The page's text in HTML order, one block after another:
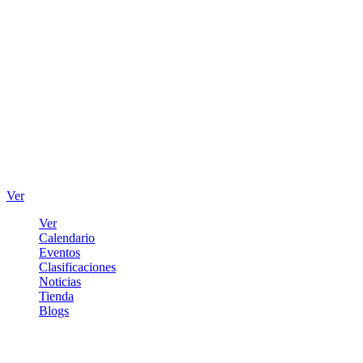
Ver
Ver
Calendario
Eventos
Clasificaciones
Noticias
Tienda
Blogs